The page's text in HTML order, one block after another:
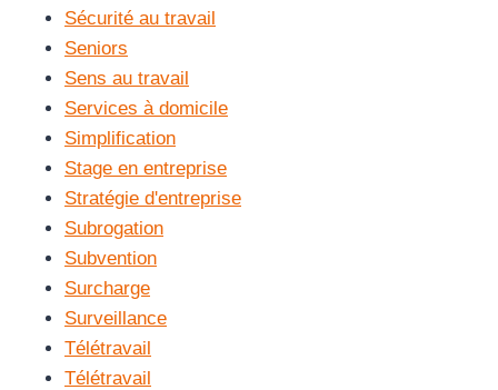
Sécurité au travail
Seniors
Sens au travail
Services à domicile
Simplification
Stage en entreprise
Stratégie d'entreprise
Subrogation
Subvention
Surcharge
Surveillance
Télétravail
Télétravail